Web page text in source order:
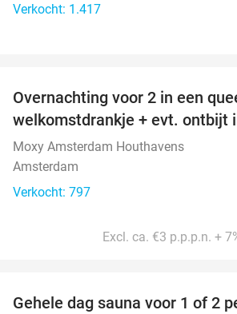
Verkocht: 1.417
Overnachting voor 2 in een
welkomstdrankje + evt. ontbijt
Moxy Amsterdam Houthavens
Amsterdam
Verkocht: 797
Excl. ca. €3 p.p.p.n. +
Gehele dag sauna voor 1 of 2